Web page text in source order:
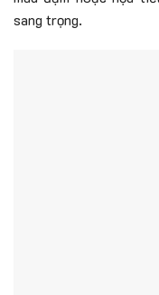
sang trọng.